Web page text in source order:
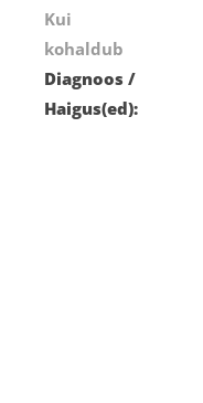
Kui
kohaldub
Diagnoos /
Haigus(ed):